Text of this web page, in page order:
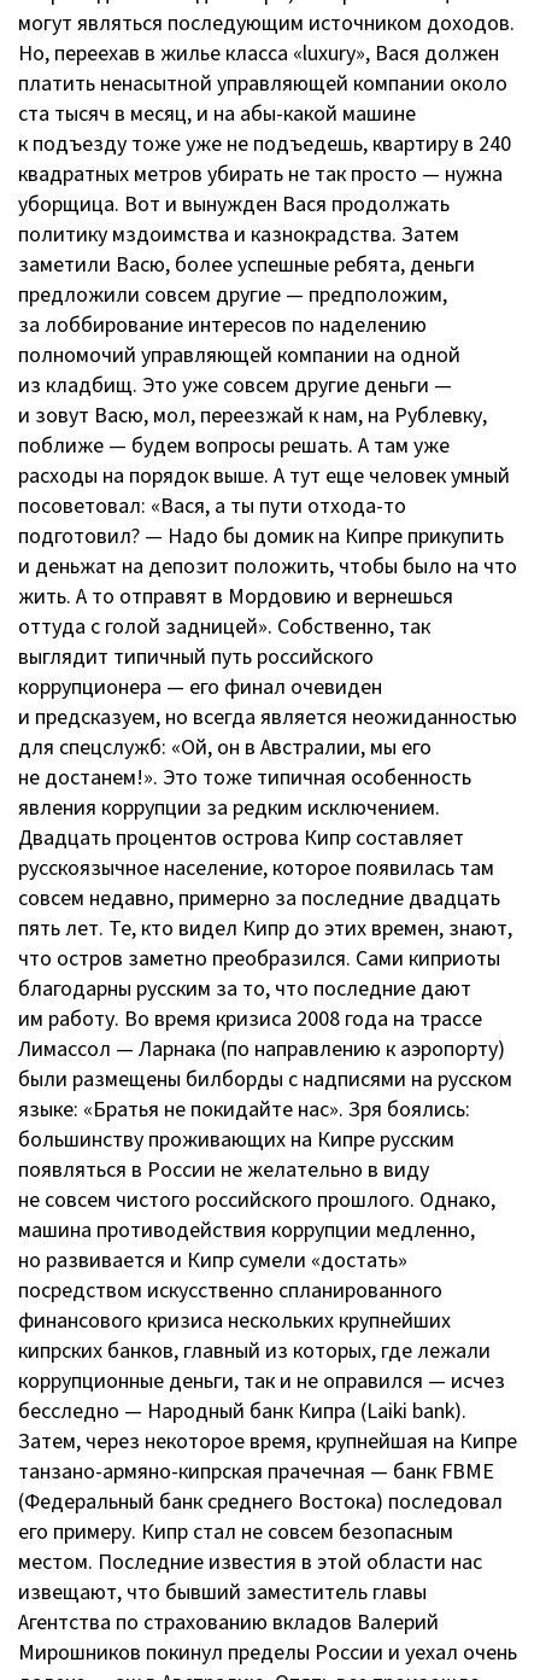
могут являться последующим источником доходов.
Но, переехав в жилье класса «luxury», Вася должен
платить ненасытной управляющей компании около
ста тысяч в месяц, и на абы-какой машине
к подъезду тоже уже не подъедешь, квартиру в 240
квадратных метров убирать не так просто — нужна
уборщица. Вот и вынужден Вася продолжать
политику мздоимства и казнокрадства. Затем
заметили Васю, более успешные ребята, деньги
предложили совсем другие — предположим,
за лоббирование интересов по наделению
полномочий управляющей компании на одной
из кладбищ. Это уже совсем другие деньги —
и зовут Васю, мол, переезжай к нам, на Рублевку,
поближе — будем вопросы решать. А там уже
расходы на порядок выше. А тут еще человек умный
посоветовал: «Вася, а ты пути отхода-то
подготовил? — Надо бы домик на Кипре прикупить
и деньжат на депозит положить, чтобы было на что
жить. А то отправят в Мордовию и вернешься
оттуда с голой задницей». Собственно, так
выглядит типичный путь российского
коррупционера — его финал очевиден
и предсказуем, но всегда является неожиданностью
для спецслужб: «Ой, он в Австралии, мы его
не достанем!». Это тоже типичная особенность
явления коррупции за редким исключением.
Двадцать процентов острова Кипр составляет
русскоязычное население, которое появилась там
совсем недавно, примерно за последние двадцать
пять лет. Те, кто видел Кипр до этих времен, знают,
что остров заметно преобразился. Сами киприоты
благодарны русским за то, что последние дают
им работу. Во время кризиса 2008 года на трассе
Лимассол — Ларнака (по направлению к аэропорту)
были размещены билборды с надписями на русском
языке: «Братья не покидайте нас». Зря боялись:
большинству проживающих на Кипре русским
появляться в России не желательно в виду
не совсем чистого российского прошлого. Однако,
машина противодействия коррупции медленно,
но развивается и Кипр сумели «достать»
посредством искусственно спланированного
финансового кризиса нескольких крупнейших
кипрских банков, главный из которых, где лежали
коррупционные деньги, так и не оправился — исчез
бесследно — Народный банк Кипра (Laiki bank).
Затем, через некоторое время, крупнейшая на Кипре
танзано-армяно-кипрская прачечная — банк FBME
(Федеральный банк среднего Востока) последовал
его примеру. Кипр стал не совсем безопасным
местом. Последние известия в этой области нас
извещают, что бывший заместитель главы
Агентства по страхованию вкладов Валерий
Мирошников покинул пределы России и уехал очень